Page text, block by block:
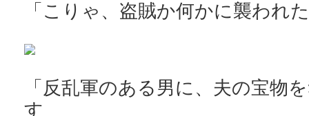
「こりゃ、盗賊か何かに襲われ
「反乱軍のある男に、夫の宝物
す